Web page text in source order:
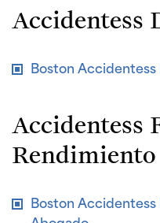
Accidentess
Boston Accidentess
Accidentess
Rendimiento
Boston